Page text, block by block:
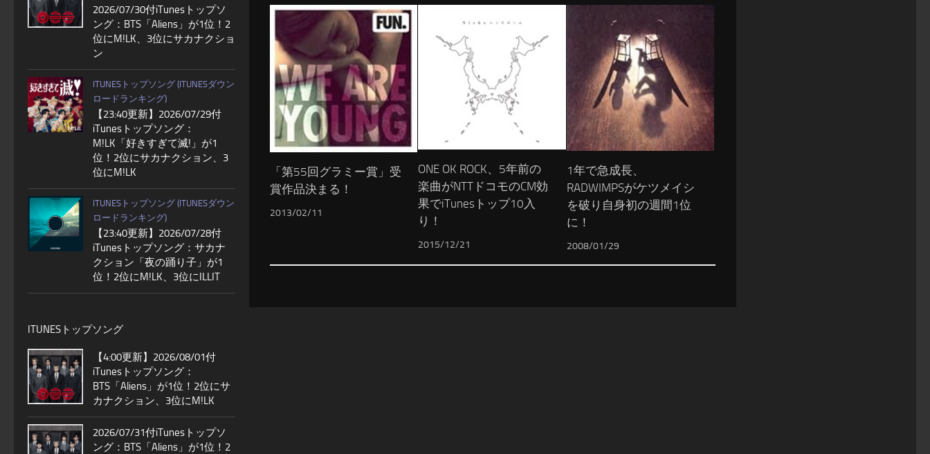
「第55回グラミー賞」受
賞作品決まる！
2013/02/11
ONE OK ROCK、5年前の
楽曲がNTTドコモのCM効
果でiTunesトップ10入
り！
2015/12/21
1年で急成長、
RADWIMPSがケツメイシ
を破り自身初の週間1位
に！
2008/01/29
2026/07/30付iTunesトップソ
ング：BTS「Aliens」が1位！2
位にM!LK、3位にサカナクショ
ン
ITUNESトップソング (ITUNESダウン
ロードランキング)
【23:40更新】2026/07/29付
iTunesトップソング：
M!LK「好きすぎて滅!」が1
位！2位にサカナクション、3
位にM!LK
ITUNESトップソング (ITUNESダウン
ロードランキング)
【23:40更新】2026/07/28付
iTunesトップソング：サカナ
クション「夜の踊り子」が1
位！2位にM!LK、3位にILLIT
ITUNESトップソング
【4:00更新】2026/08/01付
iTunesトップソング：
BTS「Aliens」が1位！2位にサ
カナクション、3位にM!LK
2026/07/31付iTunesトップソ
ング：BTS「Aliens」が1位！2